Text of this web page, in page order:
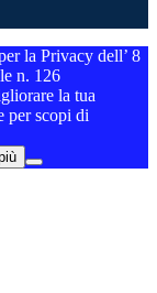
la Privacy dell’ 8
n. 126
la tua
per scopi di